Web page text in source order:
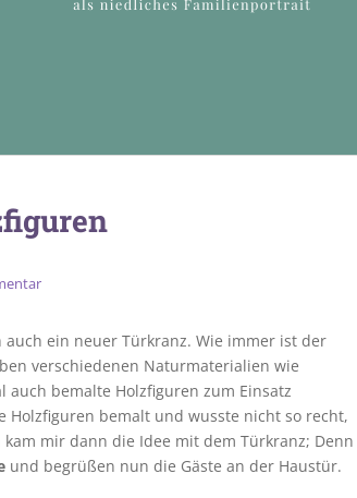
ein neuer Türkranz. Wie immer ist der
verschiedenen Naturmaterialien wie
bemalte Holzfiguren zum Einsatz
Holzfiguren bemalt und wusste nicht so recht,
mir dann die Idee mit dem Türkranz; Denn
und begrüßen nun die Gäste an der Haustür.